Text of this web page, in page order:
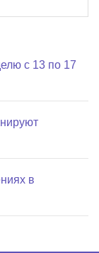
с 13 по 17
в